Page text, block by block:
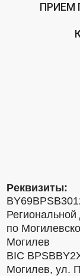
ПРИЕМ
Реквизиты:
по
Могилев
BIC
Могилев, ул.